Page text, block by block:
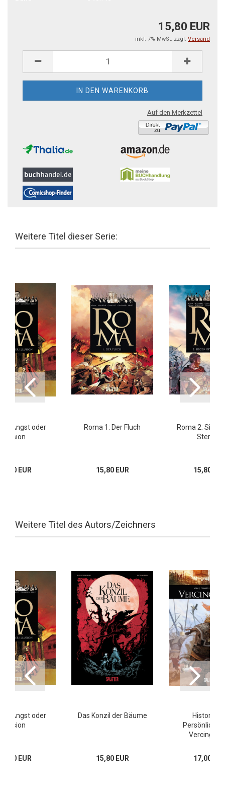
15,80 EUR
inkl. 7% MwSt. zzgl. Versand
Auf den Merkzettel
Weitere Titel dieser Serie:
5: Angst oder
Illusion
EUR
Roma 1: Der Fluch
15,80 EUR
Roma 2:
Sterben
15,80
Weitere Titel des Autors/Zeichners
5: Angst oder
Illusion
EUR
Das Konzil der Bäume
15,80 EUR 17,00